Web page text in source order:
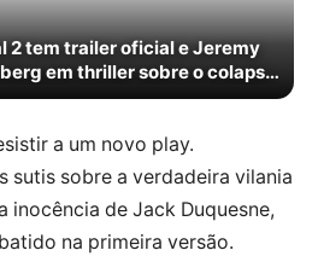
2 tem trailer oficial e Jeremy
em thriller sobre o colapso
a um novo play.
sutis sobre a verdadeira vilania
inocência de Jack Duquesne,
na primeira versão.